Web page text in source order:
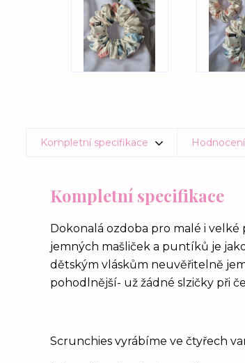
Kompletní specifikace Hodnocení
Kompletní specifikace
Dokonalá ozdoba pro malé i
jemných mašliček a puntíků je
dětským vláskům neuvěřitelně
pohodlnější- už žádné slzičky při
Scrunchies vyrábíme ve čtyřech